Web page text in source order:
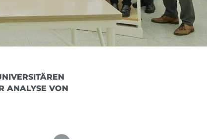
S
VON P